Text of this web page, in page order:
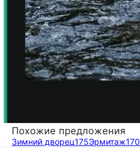
Похожие предложения
Зимний дворец175Эрмитаж170